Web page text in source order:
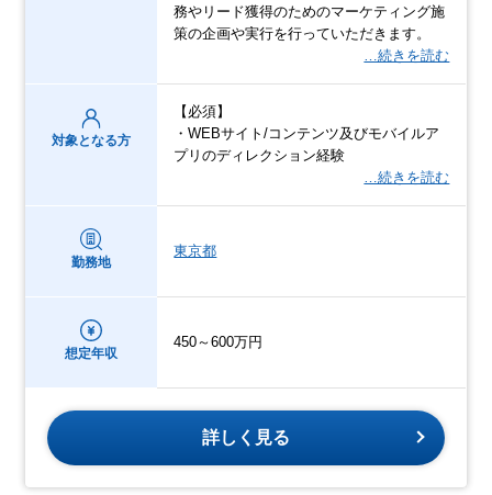
務やリード獲得のためのマーケティング施
策の企画や実行を行っていただきます。
…続きを読む
対象となる方
【必須】
・WEBサイト/コンテンツ及びモバイルア
プリのディレクション経験
…続きを読む
勤務地
東京都
想定年収
450～600万円
詳しく見る